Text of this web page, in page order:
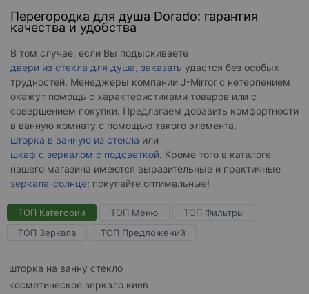
Перегородка для душа Dorado: гарантия
качества и удобства
В том случае, если Вы подыскиваете
двери из стекла для душа, заказать удастся без особых
трудностей. Менеджеры компании J-Mirror с нетерпением
окажут помощь с характеристиками товаров или с
совершением покупки. Предлагаем добавить комфортности
в ванную комнату с помощью такого элемента,
шторка в ванную из стекла или
шкаф с зеркалом с подсветкой. Кроме того в каталоге
нашего магазина имеются выразительные и практичные
зеркала-солнце: покупайте оптимальные!
ТОП Категории ТОП Меню
ТОП Фильтры
ТОП Зеркала
ТОП Предложений
шторка на ванну стекло
косметическое зеркало киев